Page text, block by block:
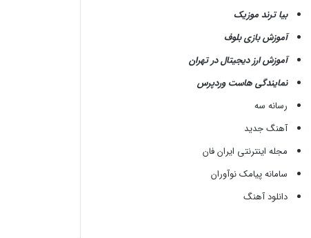
بیا ترند موزیک
آموزش بازی بلوف
آموزش ارز دیجیتال در تهران
نمایندگی هاست وردپرس
رسانه سه
آهنگ جدید
مجله اینترنتی ایران فان
سامانه پیامک نوآوران
دانلود آهنگ